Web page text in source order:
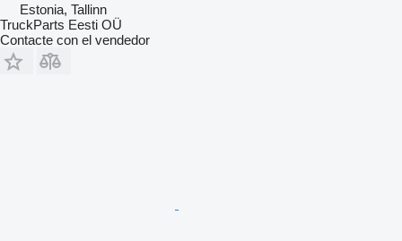
Estonia, Tallinn
TruckParts Eesti OÜ
Contacte con el vendedor